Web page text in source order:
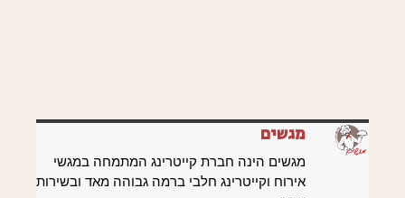
מגשים
מגשים הינה חברת קייטרינג המתמחה במגשי
אירוח וקייטרינג חלבי ברמה גבוהה מאד ובשירות